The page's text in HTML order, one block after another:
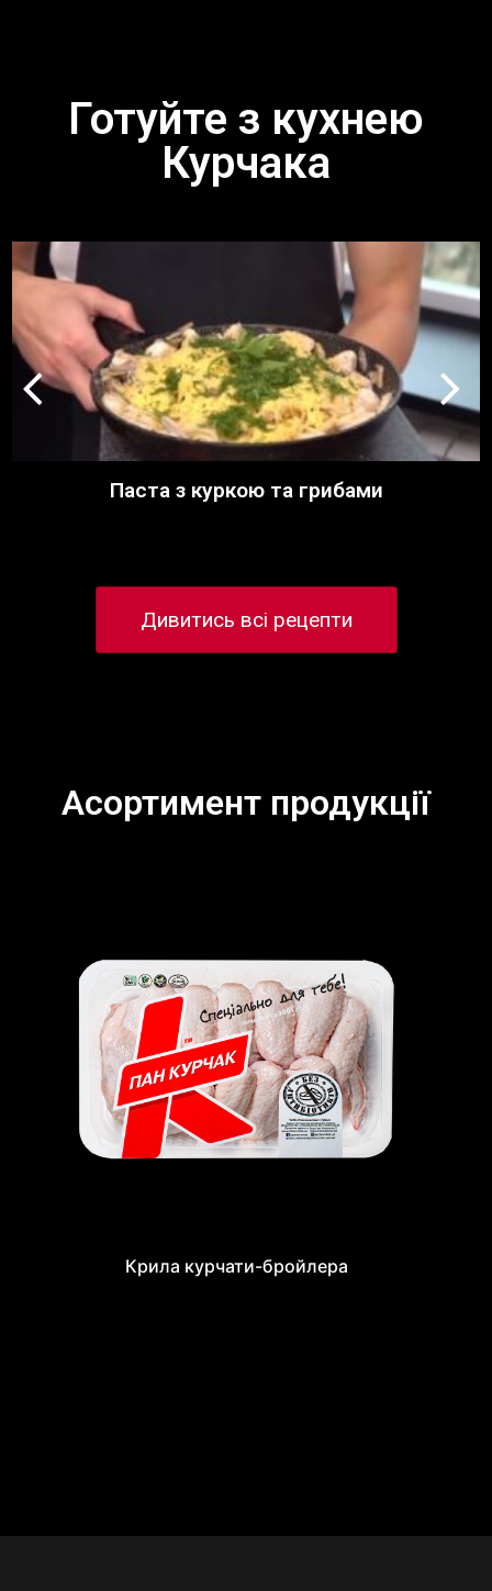
Готуйте з кухнею
Курчака
Паста з куркою та грибами
Дивитись всі рецепти
Асортимент продукції
Крила курчати-бройлера